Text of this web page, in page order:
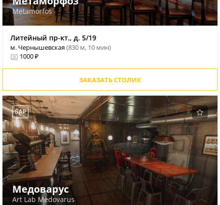
Metamorfos
Литейный пр-кт., д. 5/19
м. Чернышевская(830 м, 10 мин)
1000 ₽
ЗАКАЗАТЬ СТОЛИК
БАР
Медоварус
Art Lab Medovarus